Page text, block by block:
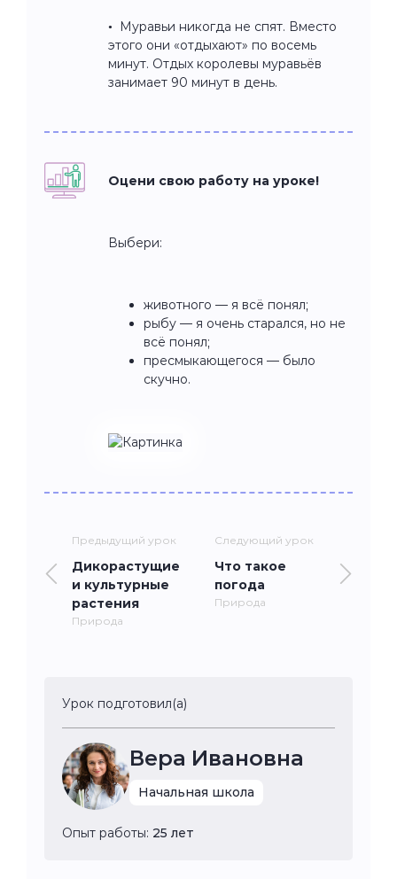
• Муравьи никогда не спят. Вместо
этого они «отдыхают» по восемь
минут. Отдых королевы муравьёв
занимает 90 минут в день.
Оцени свою работу на уроке!
Выбери:
животного — я всё понял;
рыбу — я очень старался, но не
всё понял;
пресмыкающегося — было
скучно.
Предыдущий урок
Дикорастущие
и культурные
растения
Природа
Следующий урок
Что такое
погода
Природа
Урок подготовил(а)
Вера Ивановна
Начальная школа
Опыт работы: 25 лет